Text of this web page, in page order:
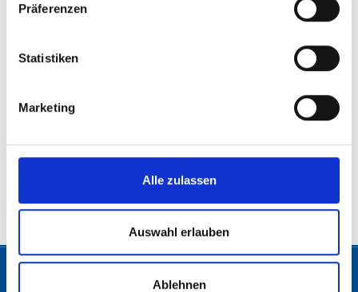
Präferenzen
Statistiken
Marketing
Alle zulassen
Auswahl erlauben
Ablehnen
© 2026 Freiheitliche Partei Österreichs. Alle Rechte vorbehalten.